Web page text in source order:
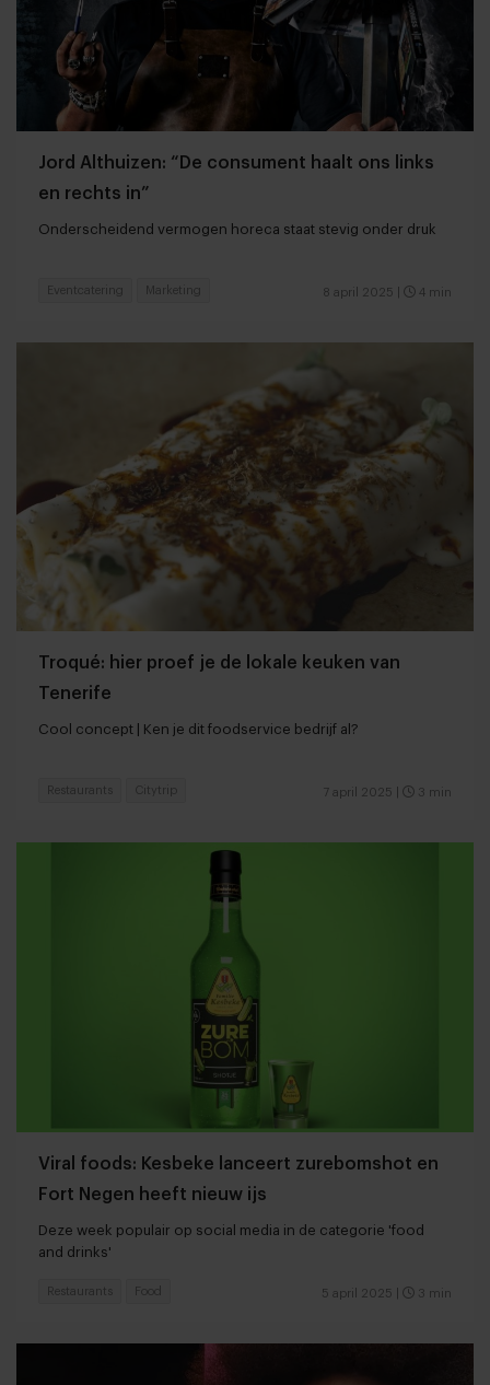
Jord Althuizen: “De consument haalt ons links
en rechts in”
Onderscheidend vermogen horeca staat stevig onder druk
8 april 2025 4 min
Eventcatering Marketing
Troqué: hier proef je de lokale keuken van
Tenerife
Cool concept | Ken je dit foodservice bedrijf al?
7 april 2025 3 min
Restaurants Citytrip
Viral foods: Kesbeke lanceert zurebomshot en
Fort Negen heeft nieuw ijs
Deze week populair op social media in de categorie 'food
and drinks'
5 april 2025 3 min
Restaurants Food